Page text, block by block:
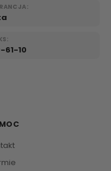
61-10